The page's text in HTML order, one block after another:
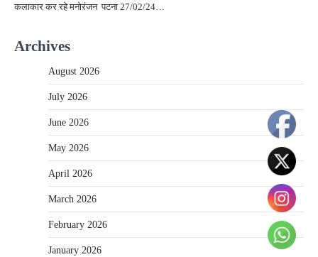
कलाकार कर रहे मनोरंजन पटना 27/02/24…
Archives
August 2026
July 2026
June 2026
May 2026
April 2026
March 2026
February 2026
January 2026